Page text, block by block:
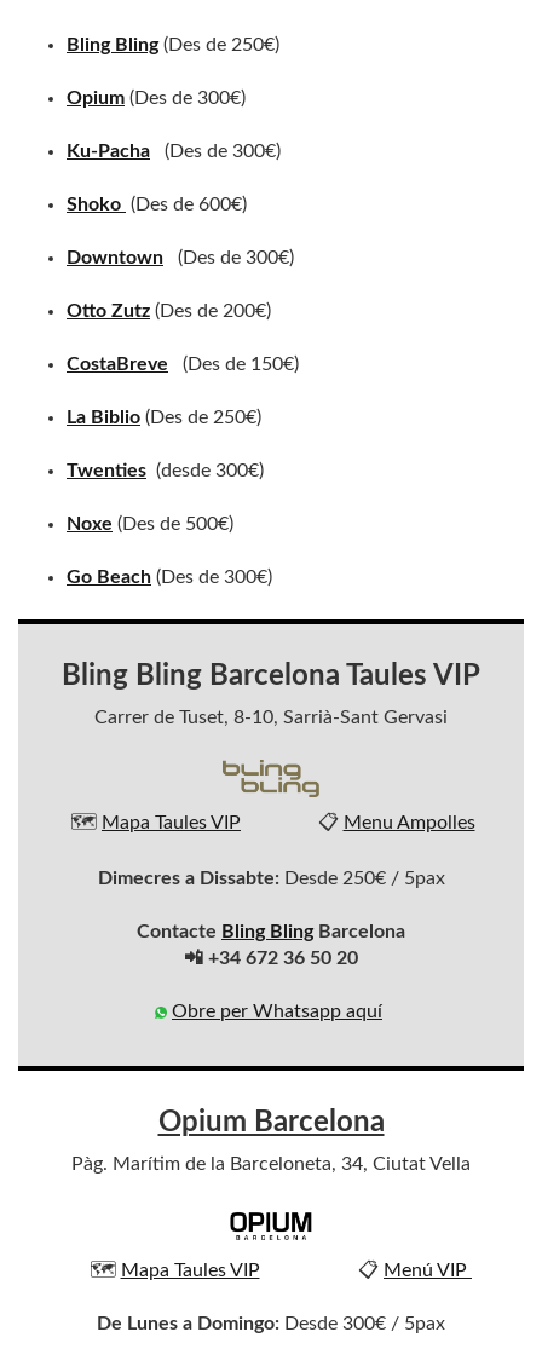
Bling Bling(Des de 250€)
Opium (Des de 300€)
Ku-Pacha (Des de 300€)
Shoko (Des de 600€)
Downtown (Des de 300€)
Otto Zutz (Des de 200€)
CostaBreve (Des de 150€)
La Biblio (Des de 250€)
Twenties (desde 300€)
Noxe (Des de 500€)
Go Beach (Des de 300€)
Bling Bling Barcelona Taules VIP
Carrer de Tuset, 8-10, Sarrià-Sant Gervasi
🗺️ Mapa Taules VIP 📋 Menu Ampolles
Dimecres a Dissabte:Desde 250€ / 5pax
Contacte Bling BlingBarcelona
📲 +34 672 36 50 20
Obre per Whatsapp aquí
Opium Barcelona
Pàg. Marítim de la Barceloneta, 34, Ciutat Vella
🗺️ Mapa Taules VIP 📋 Menú VIP
De Lunes a Domingo: Desde 300€ / 5pax